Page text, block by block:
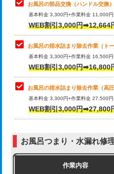
トイレタンク脱着
トイレ便器脱着
タンクレストイレ脱着
小便器トイレ脱着
その他部品の脱着
交換・取付（タンク）
交換・取付（普通便座）
交換・取付（温水洗浄便座）
お風呂の部品交換（ハンドル交換）
基本料金 3,300円+作業料金 11,000
WEB割引3,000円➡12,664
お風呂の排水詰まり除去作業（ト
基本料金 3,300円+作業料金 16,500
WEB割引3,000円➡16,800
お風呂の排水詰まり除去作業（高圧
基本料金 3,300円+作業料金 27,500
WEB割引3,000円➡27,800
お風呂つまり・水漏れ修
作業内容